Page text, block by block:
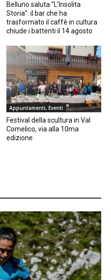
Belluno saluta “L’Insolita
Storia”: il bar che ha
trasformato il caffè in cultura
chiude i battenti il 14 agosto
Appuntamenti, Eventi
Festival della scultura in Val
Comelico, via alla 10ma
edizione